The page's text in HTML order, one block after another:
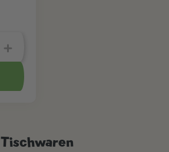
Tischwaren